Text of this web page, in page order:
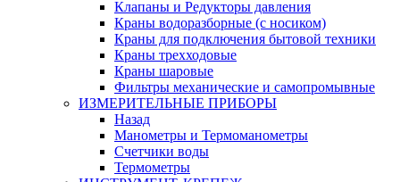
Клапаны и Редукторы давления
Краны водоразборные (с носиком)
Краны для подключения бытовой техники
Краны трехходовые
Краны шаровые
Фильтры механические и самопромывные
ИЗМЕРИТЕЛЬНЫЕ ПРИБОРЫ
Назад
Манометры и Термоманометры
Счетчики воды
Термометры